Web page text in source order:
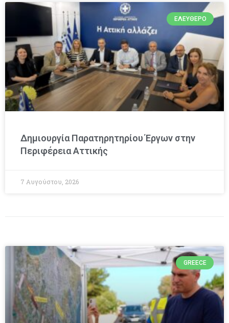
ΕΛΕΎΘΕΡΟ
Δημιουργία Παρατηρητηρίου Έργων στην
Περιφέρεια Αττικής
7 Αυγούστου, 2026
GREECE